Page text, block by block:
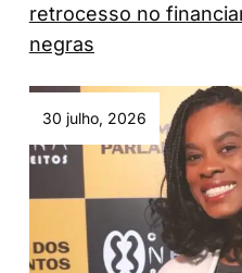
retrocesso no
negras
30 julho, 2026